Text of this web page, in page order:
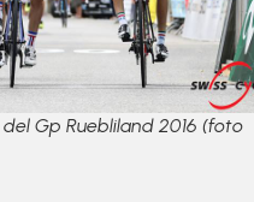
Gp Ruebliland 2016 (foto